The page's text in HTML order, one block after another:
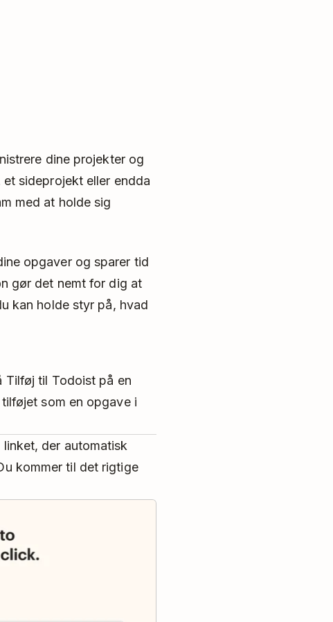
dine projekter og
sideprojekt eller endda
med at holde sig
opgaver og sparer tid
gør det nemt for dig at
kan holde styr på, hvad
Tilføj til Todoist på en
som en opgave i
der automatisk
kommer til det rigtige